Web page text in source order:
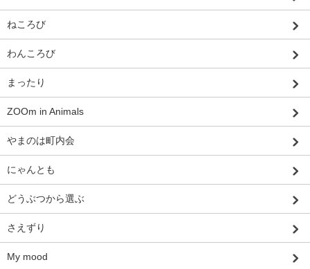
ねころび
わんころび
まったり
ZOOm in Animals
やまのは町内会
にゃんとも
どうぶつから選ぶ
さえずり
My mood